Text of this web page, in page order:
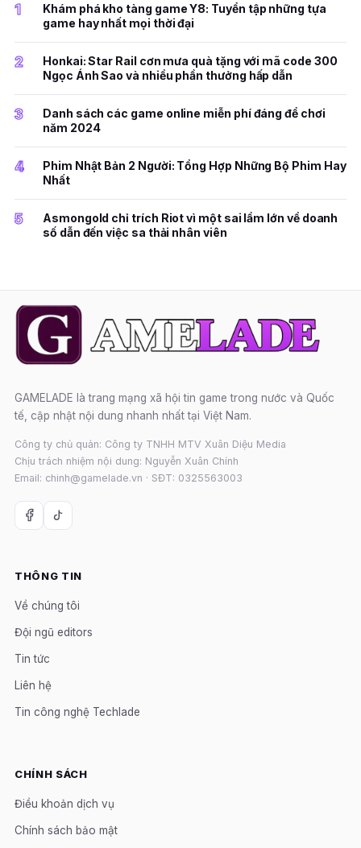
1
Khám phá kho tàng game Y8: Tuyển tập những tựa
game hay nhất mọi thời đại
2
Honkai: Star Rail cơn mưa quà tặng với mã code 300
Ngọc Ánh Sao và nhiều phần thưởng hấp dẫn
3
Danh sách các game online miễn phí đáng để chơi
năm 2024
4
Phim Nhật Bản 2 Người: Tổng Hợp Những Bộ Phim Hay
Nhất
5
Asmongold chỉ trích Riot vì một sai lầm lớn về doanh
số dẫn đến việc sa thải nhân viên
GAMELADE là trang mạng xã hội tin game trong nước và Quốc
tế, cập nhật nội dung nhanh nhất tại Việt Nam.
Công ty chủ quản: Công ty TNHH MTV Xuân Diệu Media
Chịu trách nhiệm nội dung: Nguyễn Xuân Chính
Email: chinh@gamelade.vn · SĐT: 0325563003
THÔNG TIN
Về chúng tôi
Đội ngũ editors
Tin tức
Liên hệ
Tin công nghệ Techlade
CHÍNH SÁCH
Điều khoản dịch vụ
Chính sách bảo mật